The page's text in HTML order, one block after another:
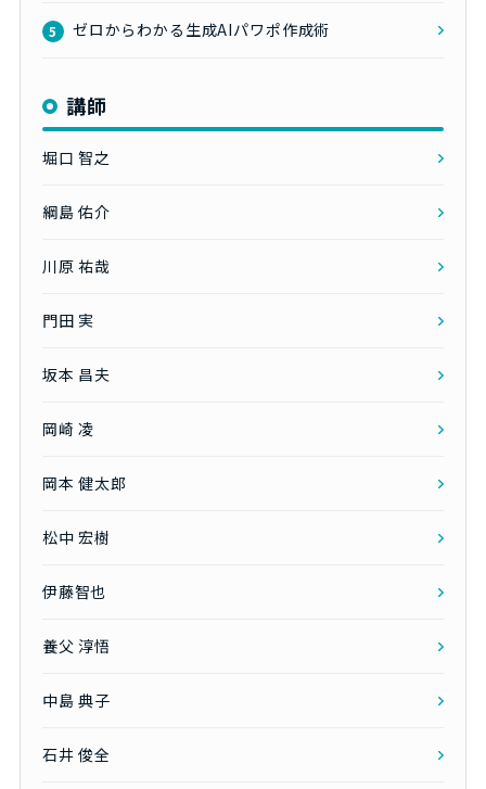
5 ゼロからわかる生成AIパワポ作成術
講師
堀口 智之
綱島 佑介
川原 祐哉
門田 実
坂本 昌夫
岡崎 凌
岡本 健太郎
松中 宏樹
伊藤智也
養父 淳悟
中島 典子
石井 俊全